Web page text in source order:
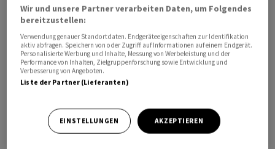
Zahlungsplattformen integriert werden.
Finanzintermediäre in der Schweiz hätten in den
vergangenen Jahren diesbezüglich immer häufiger
mutmassliche Vorgänge mit Bezug auf Geldwäscherei
und Terrorismusfinanzierung festgestellt.
Verdachtsmeldungen mit Bezug auf Virtual Assets bei
der Meldestelle für Geldwäscherei beim Fedpol (MROS)
Wir und unsere Partner verarbeiten Daten, um Folgendes
bereitzustellen:
Verwendung genauer Standortdaten. Endgeräteeigenschaften zur Identifikation
aktiv abfragen. Speichern von oder Zugriff auf Informationen auf einem Endgerät.
Personalisierte Werbung und Inhalte, Messung von Werbeleistung und der
Performance von Inhalten, Zielgruppenforschung sowie Entwicklung und
Verbesserung von Angeboten.
Liste der Partner (Lieferanten)
EINSTELLUNGEN AKZEPTIEREN